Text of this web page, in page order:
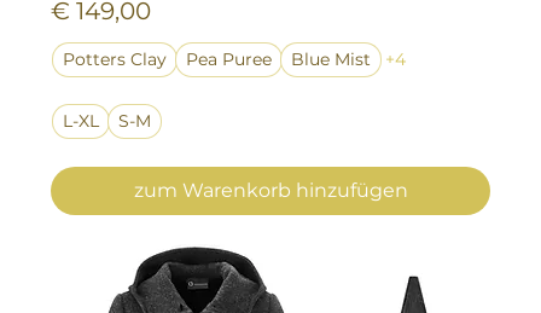
Preis
€ 149,00
Potters Clay Pea Puree Blue Mist +4
L-XL S-M
zum Warenkorb hinzufügen